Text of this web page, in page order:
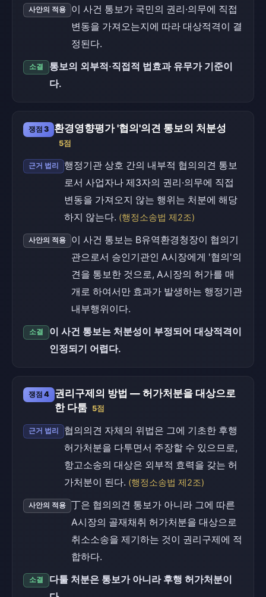
사안의 적용
이 사건 통보가 국민의 권리·의무에 직접
변동을 가져오는지에 따라 대상적격이 결
정된다.
소결
통보의 외부적·직접적 법효과 유무가 기준이
다.
쟁점 3 환경영향평가 '협의'의견 통보의 처분성
5점
근거 법리
행정기관 상호 간의 내부적 협의의견 통보
로서 사업자나 제3자의 권리·의무에 직접
변동을 가져오지 않는 행위는 처분에 해당
하지 않는다. (행정소송법 제2조)
사안의 적용
이 사건 통보는 B유역환경청장이 협의기
관으로서 승인기관인 A시장에게 '협의'의
견을 통보한 것으로, A시장의 허가를 매
개로 하여서만 효과가 발생하는 행정기관
내부행위이다.
소결
이 사건 통보는 처분성이 부정되어 대상적격이
인정되기 어렵다.
쟁점 4
권리구제의 방법 — 허가처분을 대상으로
한 다툼 5점
근거 법리
협의의견 자체의 위법은 그에 기초한 후행
허가처분을 다투면서 주장할 수 있으므로,
항고소송의 대상은 외부적 효력을 갖는 허
가처분이 된다. (행정소송법 제2조)
사안의 적용
丁은 협의의견 통보가 아니라 그에 따른
A시장의 골재채취 허가처분을 대상으로
취소소송을 제기하는 것이 권리구제에 적
합하다.
소결
다툴 처분은 통보가 아니라 후행 허가처분이